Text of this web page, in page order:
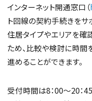
インターネット開通窓口（
ト回線の契約手続きをサ
住居タイプやエリアを確
ため、比較や検討に時間
進めることができます。
受付時間は8：00〜20：